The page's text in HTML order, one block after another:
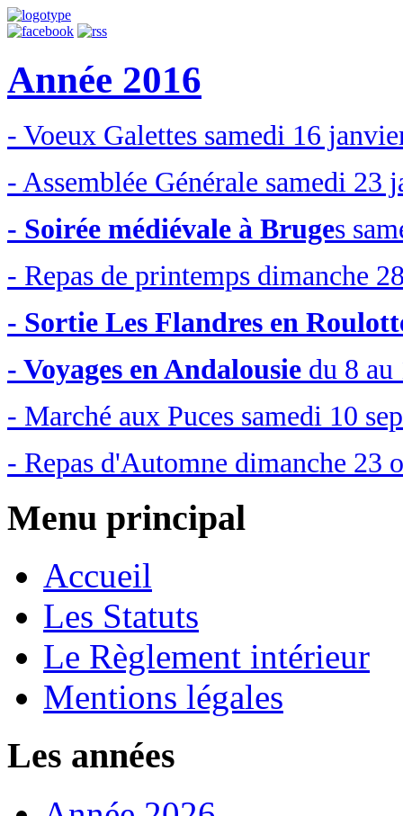
Année 2016
- Voeux Galettes samedi 16
- Assemblée Générale samedi 23
- Soirée médiévale à Bruges
- Repas de printemps dimanche
- Sortie Les Flandres en
- Voyages en Andalousie du 8
- Marché aux Puces samedi 10
- Repas d'Automne dimanche 23
Menu principal
Accueil
Les Statuts
Le Règlement intérieur
Mentions légales
Les années